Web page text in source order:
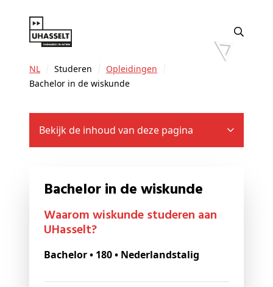
NL Studeren
Opleidingen
Bachelor in de wiskunde
Bekijk de inhoud van deze pagina
Bachelor in de wiskunde
Waarom wiskunde studeren aan
UHasselt?
Bachelor • 180 • Nederlandstalig